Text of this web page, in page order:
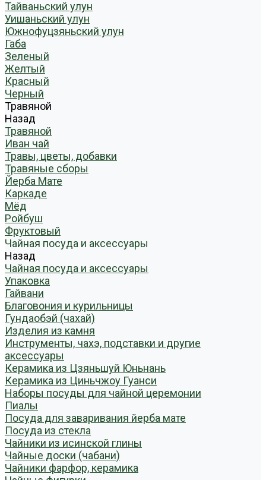
Тайваньский улун
Уишаньский улун
Южнофуцзяньский улун
Габа
Зеленый
Желтый
Красный
Черный
Травяной
Назад
Травяной
Иван чай
Травы, цветы, добавки
Травяные сборы
Йерба Мате
Каркаде
Мёд
Ройбуш
Фруктовый
Чайная посуда и аксессуары
Назад
Чайная посуда и аксессуары
Упаковка
Гайвани
Благовония и курильницы
Гундаобэй (чахай)
Изделия из камня
Инструменты, чахэ, подставки и другие
аксессуары
Керамика из Цзяньшуй Юньнань
Керамика из Циньчжоу Гуанси
Наборы посуды для чайной церемонии
Пиалы
Посуда для заваривания йерба мате
Посуда из стекла
Чайники из исинской глины
Чайные доски (чабани)
Чайники фарфор, керамика